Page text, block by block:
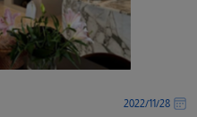
28‏/11‏/2022